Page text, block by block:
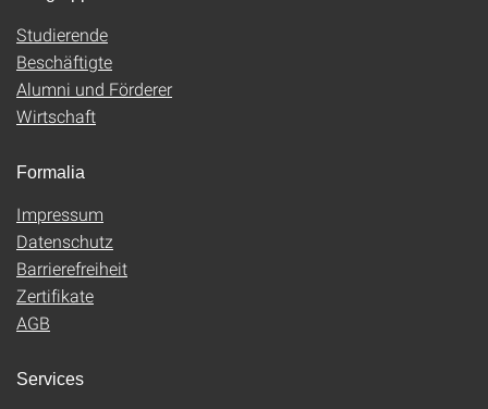
Studierende
Beschäftigte
Alumni und Förderer
Wirtschaft
Formalia
Impressum
Datenschutz
Barrierefreiheit
Zertifikate
AGB
Services